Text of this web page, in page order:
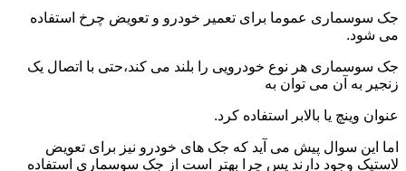
جک سوسماری عموما برای تعمیر خودرو و تعویض چرخ استفاده
می شود.
جک سوسماری هر نوع خودرویی را بلند می کند،حتی با اتصال یک
زنجیر به آن می توان به
عنوان وینچ یا بالابر استفاده کرد.
اما این سوال پیش می آید که جک های خودرو نیز برای تعویض
لاستیک وجود دارند پس چرا بهتر است از جک سوسماری استفاده